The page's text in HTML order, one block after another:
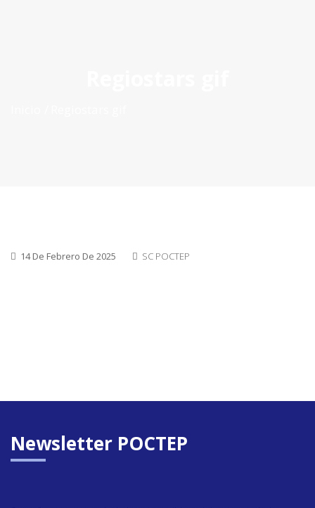
14 De Febrero De 2025 SC POCTEP
Newsletter POCTEP